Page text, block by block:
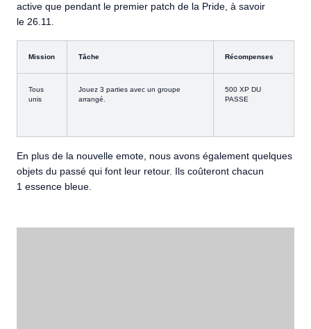
active que pendant le premier patch de la Pride, à savoir
le 26.11.
Mission Tâche Récompenses
Tous
unis
Jouez 3 parties avec un groupe
arrangé.
500 XP DU
PASSE
En plus de la nouvelle emote, nous avons également quelques
objets du passé qui font leur retour. Ils coûteront chacun
1 essence bleue.